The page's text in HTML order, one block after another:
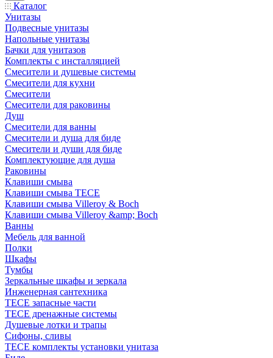
Каталог
Унитазы
Подвесные унитазы
Напольные унитазы
Бачки для унитазов
Комплекты с инсталляцией
Смесители и душевые системы
Смесители для кухни
Смесители
Смесители для раковины
Душ
Смесители для ванны
Смесители и душа для биде
Смесители и души для биде
Комплектующие для душа
Раковины
Клавиши смыва
Клавиши смыва TECE
Клавиши смыва Villeroy & Boch
Клавиши смыва Villeroy &amp; Boch
Ванны
Мебель для ванной
Полки
Шкафы
Тумбы
Зеркальные шкафы и зеркала
Инженерная сантехника
TECE запасные части
TECE дренажные системы
Душевые лотки и трапы
Сифоны, сливы
TECE комплекты установки унитаза